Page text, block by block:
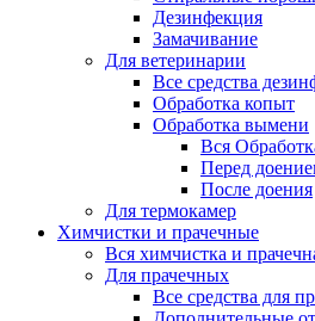
Дезинфекция
Замачивание
Для ветеринарии
Все средства
Обработка копыт
Обработка вымени
Вся
Перед
После доения
Для термокамер
Химчистки и прачечные
Вся химчистка и
Для прачечных
Все средства для